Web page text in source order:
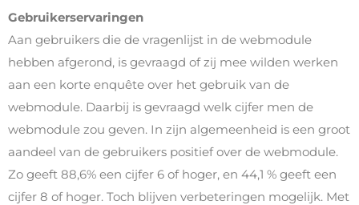
Gebruikerservaringen
Aan gebruikers die de vragenlijst in de webmodule
hebben afgerond, is gevraagd of zij mee wilden werken
aan een korte enquête over het gebruik van de
webmodule. Daarbij is gevraagd welk cijfer men de
webmodule zou geven. In zijn algemeenheid is een groot
aandeel van de gebruikers positief over de webmodule.
Zo geeft 88,6% een cijfer 6 of hoger, en 44,1 % geeft een
cijfer 8 of hoger. Toch blijven verbeteringen mogelijk. Met